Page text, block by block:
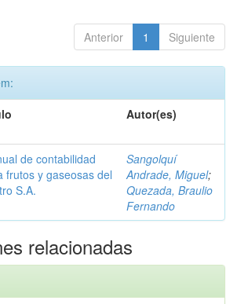
Anterior 1 Siguiente
Autor(es)
de contabilidad
frutos y gaseosas del
S.A.
Sangolquí
Andrade, Miguel;
Quezada, Braulio
Fernando
relacionadas